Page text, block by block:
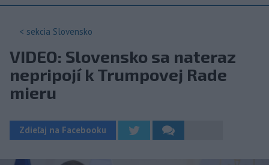
< sekcia Slovensko
VIDEO: Slovensko sa nateraz
nepripojí k Trumpovej Rade
mieru
Zdieľaj na Facebooku